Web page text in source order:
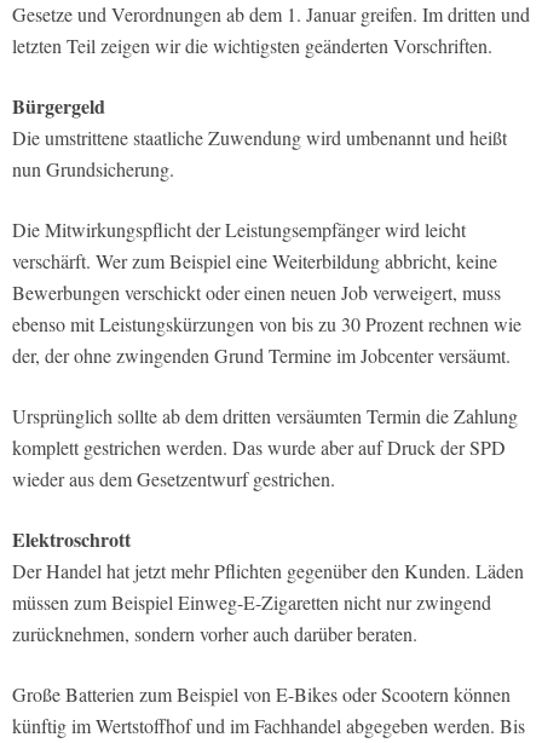
Gesetze und Verordnungen ab dem 1. Januar greifen. Im dritten und
letzten Teil zeigen wir die wichtigsten geänderten Vorschriften.
Bürgergeld
Die umstrittene staatliche Zuwendung wird umbenannt und heißt
nun Grundsicherung.
Die Mitwirkungspflicht der Leistungsempfänger wird leicht
verschärft. Wer zum Beispiel eine Weiterbildung abbricht, keine
Bewerbungen verschickt oder einen neuen Job verweigert, muss
ebenso mit Leistungskürzungen von bis zu 30 Prozent rechnen wie
der, der ohne zwingenden Grund Termine im Jobcenter versäumt.
Ursprünglich sollte ab dem dritten versäumten Termin die Zahlung
komplett gestrichen werden. Das wurde aber auf Druck der SPD
wieder aus dem Gesetzentwurf gestrichen.
Elektroschrott
Der Handel hat jetzt mehr Pflichten gegenüber den Kunden. Läden
müssen zum Beispiel Einweg-E-Zigaretten nicht nur zwingend
zurücknehmen, sondern vorher auch darüber beraten.
Große Batterien zum Beispiel von E-Bikes oder Scootern können
künftig im Wertstoffhof und im Fachhandel abgegeben werden. Bis